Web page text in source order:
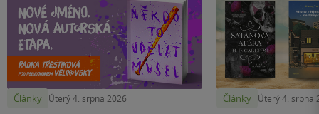
Články Úterý 4. srpna 2026 Články Úterý 4. srpna